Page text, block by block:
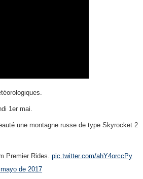
1er mai.
une montagne russe de type Skyrocket 2
Premier Rides.pic.twitter.com/ahY4orccPy
de 2017